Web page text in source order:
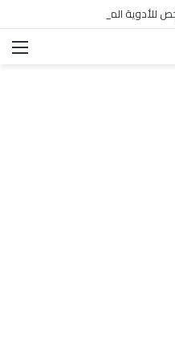
المهربة بالبساتين